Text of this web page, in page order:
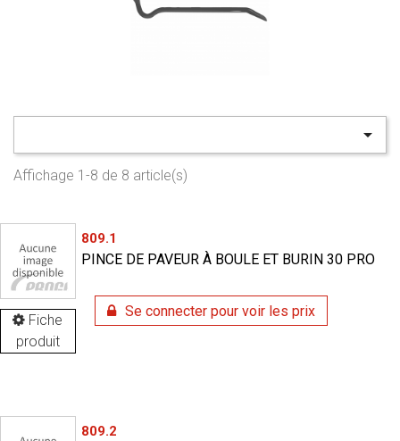

Affichage 1-8 de 8 article(s)
Fiche
produit
809.1
PINCE DE PAVEUR À BOULE ET BURIN 30 PRO
Se connecter pour voir les prix
809.2